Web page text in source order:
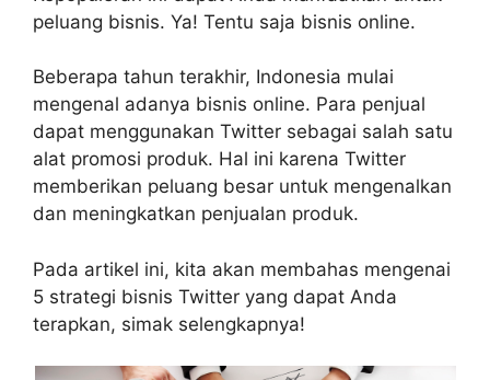
peluang bisnis. Ya! Tentu saja bisnis online.
Beberapa tahun terakhir, Indonesia mulai
mengenal adanya bisnis online. Para penjual
dapat menggunakan Twitter sebagai salah satu
alat promosi produk. Hal ini karena Twitter
memberikan peluang besar untuk mengenalkan
dan meningkatkan penjualan produk.
Pada artikel ini, kita akan membahas mengenai
5 strategi bisnis Twitter yang dapat Anda
terapkan, simak selengkapnya!